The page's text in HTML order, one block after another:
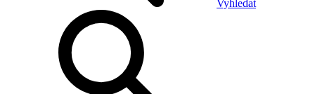
Vyhledat